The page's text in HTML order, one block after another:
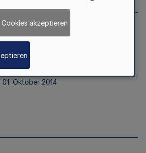
Hochschulen des Landes
(Hochschulgesetz -
01. Oktober 2014
akzeptieren